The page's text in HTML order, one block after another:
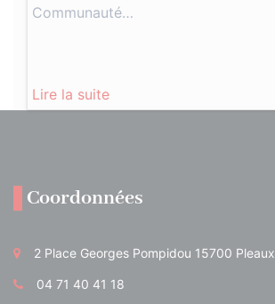
Communauté…
Lire la suite
Coordonnées
2 Place Georges Pompidou 15700 Pleaux
04 71 40 41 18